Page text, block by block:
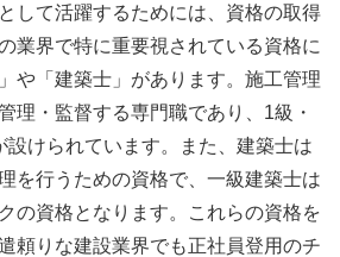
して活躍するためには、資格の取得
業界で特に重要視されている資格に
や「建築士」があります。施工管理
理・監督する専門職であり、1級・
設けられています。また、建築士は
を行うための資格で、一級建築士は
の資格となります。これらの資格を
頼りな建設業界でも正社員登用のチ